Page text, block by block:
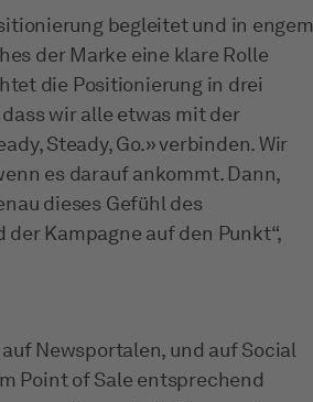
begleitet und in engem
der Marke eine klare Rolle
die Positionierung in drei
wir alle etwas mit der
Steady, Go.» verbinden. Wir
es darauf ankommt. Dann,
dieses Gefühl des
Kampagne auf den Punkt“,
Newsportalen, und auf Social
Point of Sale entsprechend